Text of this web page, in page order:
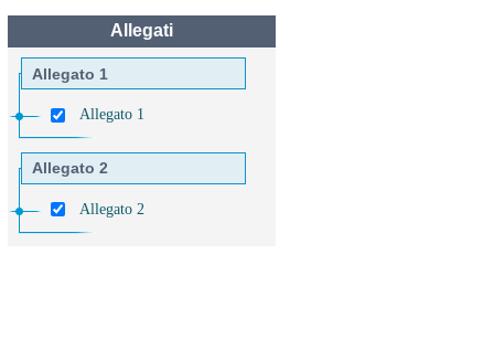
Allegati
Allegato 1
Allegato 1
Allegato 2
Allegato 2